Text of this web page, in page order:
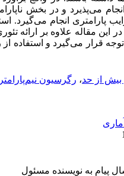
انجام می‌پذیرد و در بخش
پارامتری انجام می‌گیرد.
مقاله علاوه بر ارائه
از حد، رگرسیون
پیام به نویسنده مسئول